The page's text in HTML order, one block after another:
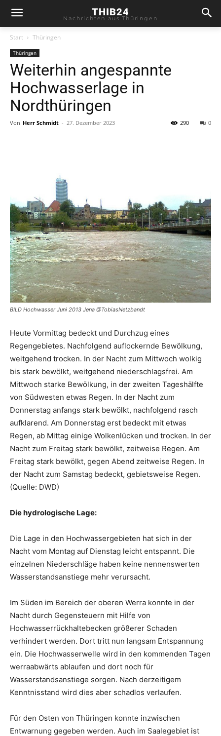
THIB24
Nachrichten aus Thüringen
Start Thüringen
Thüringen
Weiterhin angespannte
Hochwasserlage in
Nordthüringen
Von Herr Schmidt - 27. Dezember 2023 0
290
BILD Hochwasser Juni 2013 Jena @TobiasNetzbandt
Heute Vormittag bedeckt und Durchzug eines
Regengebietes. Nachfolgend auflockernde Bewölkung,
weitgehend trocken. In der Nacht zum Mittwoch wolkig
bis stark bewölkt, weitgehend niederschlagsfrei. Am
Mittwoch starke Bewölkung, in der zweiten Tageshälfte
von Südwesten etwas Regen. In der Nacht zum
Donnerstag anfangs stark bewölkt, nachfolgend rasch
aufklarend. Am Donnerstag erst bedeckt mit etwas
Regen, ab Mittag einige Wolkenlücken und trocken. In der
Nacht zum Freitag stark bewölkt, zeitweise Regen. Am
Freitag stark bewölkt, gegen Abend zeitweise Regen. In
der Nacht zum Samstag bedeckt, gebietsweise Regen.
(Quelle: DWD)
Die hydrologische Lage:
Die Lage in den Hochwassergebieten hat sich in der
Nacht vom Montag auf Dienstag leicht entspannt. Die
einzelnen Niederschläge haben keine nennenswerten
Wasserstandsanstiege mehr verursacht.
Im Süden im Bereich der oberen Werra konnte in der
Nacht durch Gegensteuern mit Hilfe von
Hochwasserrückhaltebecken größerer Schaden
verhindert werden. Dort tritt nun langsam Entspannung
ein. Die Hochwasserwelle wird in den kommenden Tagen
werraabwärts ablaufen und dort noch für
Wasserstandsanstiege sorgen. Nach derzeitigem
Kenntnisstand wird dies aber schadlos verlaufen.
Für den Osten von Thüringen konnte inzwischen
Entwarnung gegeben werden. Auch im Saalegebiet ist